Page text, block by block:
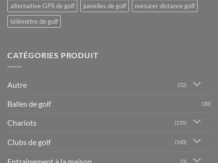
alternative GPS de golf jumelles de golf
mesurer distance golf
télémètre de golf
CATÉGORIES PRODUIT
Autre (32)
Balles de golf (30)
Chariots (135)
Clubs de golf (140)
Entrainement à la maison (3)